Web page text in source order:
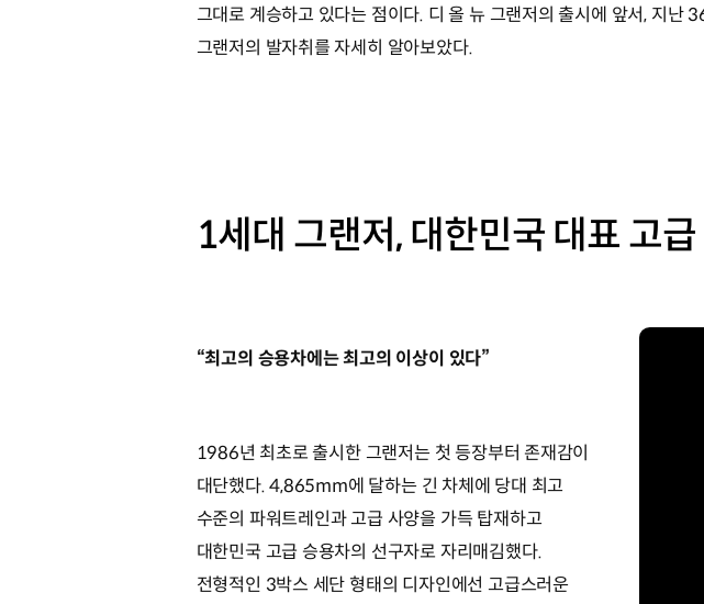
그대로 계승하고 있다는 점이다. 디 올 뉴 그랜저의 출시에 앞서, 지난
그랜저의 발자취를 자세히 알아보았다.
1세대 그랜저, 대한민국 대표 고
“최고의 승용차에는 최고의 이상이 있다”
1986년 최초로 출시한 그랜저는 첫 등장부터 존재감이
대단했다. 4,865mm에 달하는 긴 차체에 당대 최고
수준의 파워트레인과 고급 사양을 가득 탑재하고
대한민국 고급 승용차의 선구자로 자리매김했다.
전형적인 3박스 세단 형태의 디자인에선 고급스러운